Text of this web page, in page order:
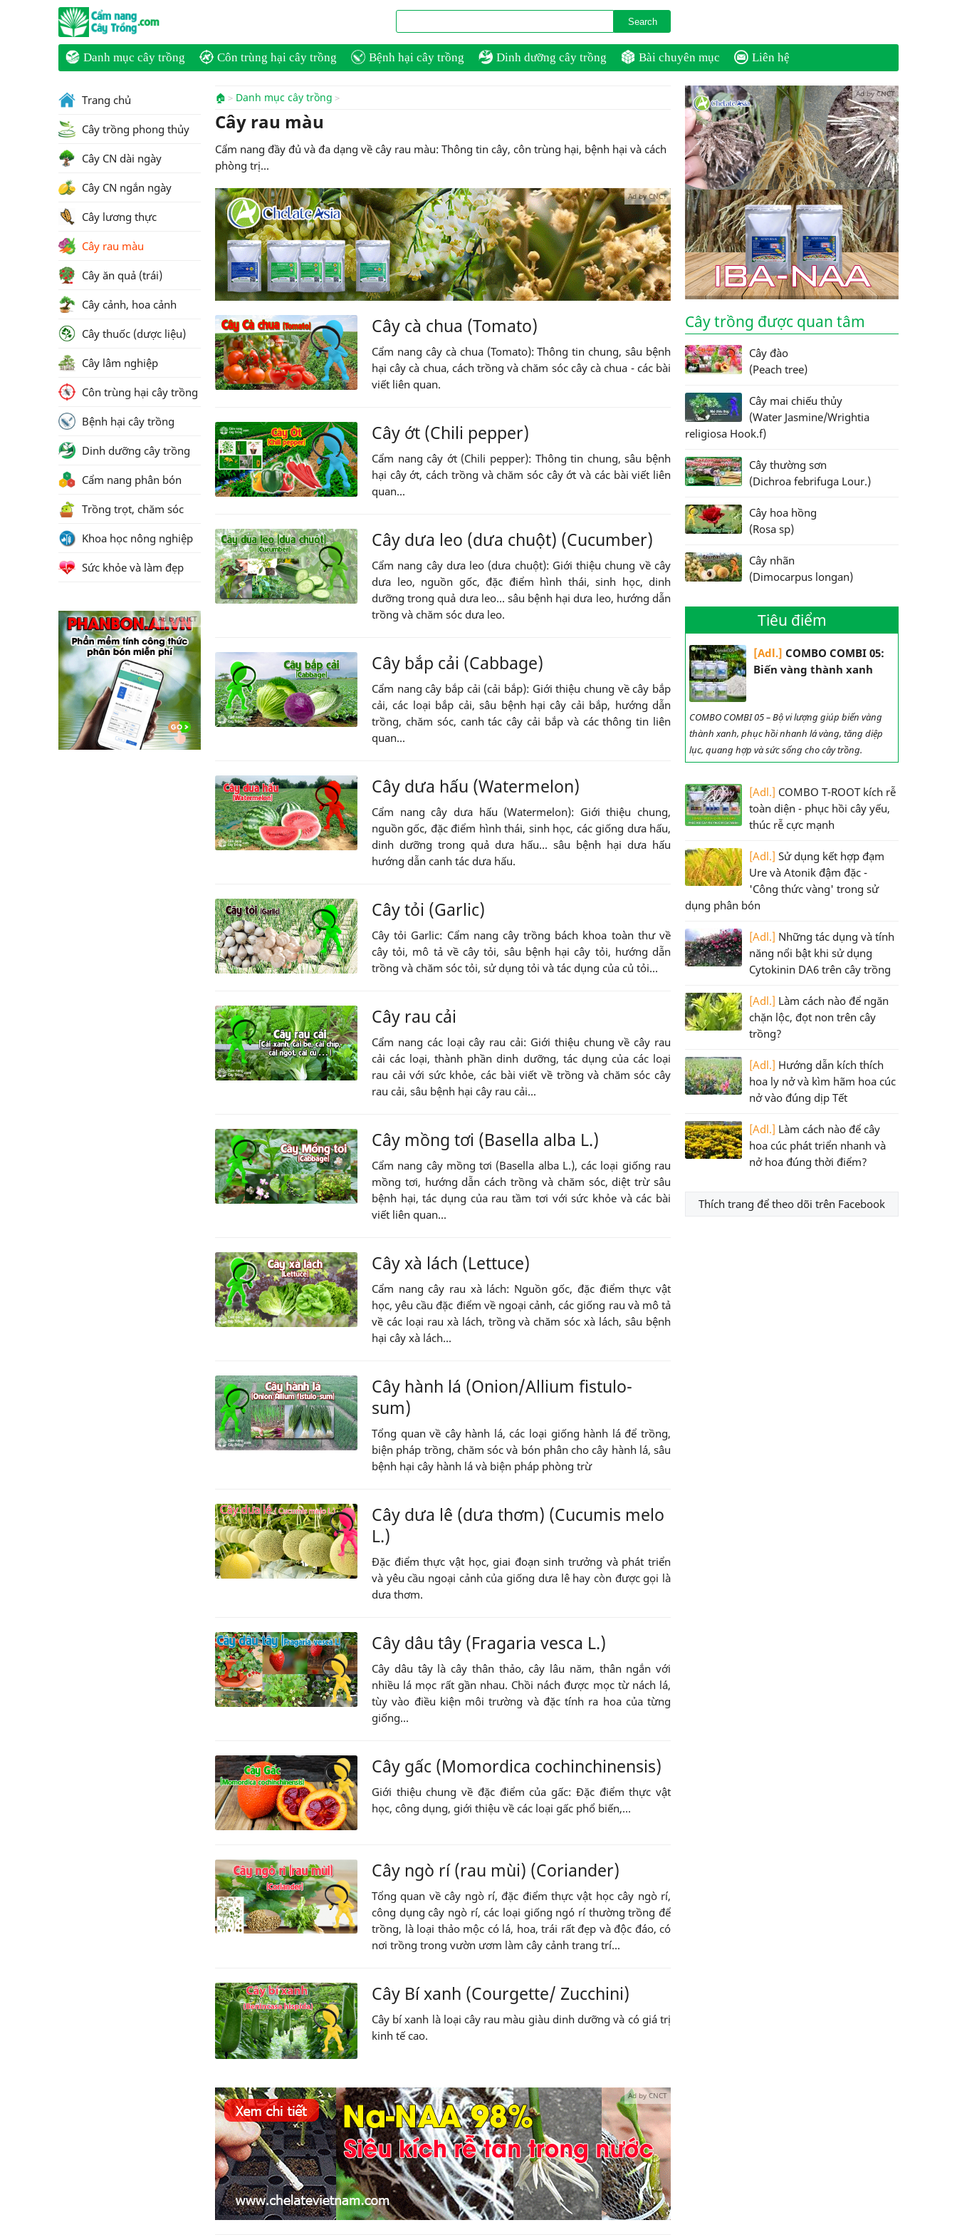
Danh mục cây trồng Côn trùng hại cây trồng Bệnh hại cây trồng Dinh dưỡng cây trồng Bài chuyên mục Liên hệ
🏠 Danh mục cây trồng
Cây rau màu
Cẩm nang đầy đủ và đa dạng về cây rau màu: Thông tin cây, côn trùng hại, bệnh hại và cách
phòng trị...
Ad by CNCT
Cây cà chua (Tomato)
Cẩm nang cây cà chua (Tomato): Thông tin chung, sâu bệnh
hại cây cà chua, cách trồng và chăm sóc cây cà chua - các bài
viết liên quan.
Cây ớt (Chili pepper)
Cẩm nang cây ớt (Chili pepper): Thông tin chung, sâu bệnh
hại cây ớt, cách trồng và chăm sóc cây ớt và các bài viết liên
quan...
Cây dưa leo (dưa chuột) (Cucumber)
Cẩm nang cây dưa leo (dưa chuột): Giới thiệu chung về cây
dưa leo, nguồn gốc, đặc điểm hình thái, sinh học, dinh
dưỡng trong quả dưa leo... sâu bệnh hại dưa leo, hướng dẫn
trồng và chăm sóc dưa leo.
Cây bắp cải (Cabbage)
Cẩm nang cây bắp cải (cải bắp): Giới thiệu chung về cây bắp
cải, các loại bắp cải, sâu bệnh hại cây cải bắp, hướng dẫn
trồng, chăm sóc, canh tác cây cải bắp và các thông tin liên
quan...
Cây dưa hấu (Watermelon)
Cẩm nang cây dưa hấu (Watermelon): Giới thiệu chung,
nguồn gốc, đặc điểm hình thái, sinh học, các giống dưa hấu,
dinh dưỡng trong quả dưa hấu... sâu bệnh hại dưa hấu
hướng dẫn canh tác dưa hấu.
Cây tỏi (Garlic)
Cây tỏi Garlic: Cẩm nang cây trồng bách khoa toàn thư về
cây tỏi, mô tả về cây tỏi, sâu bệnh hại cây tỏi, hướng dẫn
trồng và chăm sóc tỏi, sử dụng tỏi và tác dụng của củ tỏi...
Cây rau cải
Cẩm nang các loại cây rau cải: Giới thiệu chung về cây rau
cải các loại, thành phần dinh dưỡng, tác dụng của các loại
rau cải với sức khỏe, các bài viết về trồng và chăm sóc cây
rau cải, sâu bệnh hại cây rau cải...
Cây mồng tơi (Basella alba L.)
Cẩm nang cây mồng tơi (Basella alba L.), các loại giống rau
mồng tơi, hướng dẫn cách trồng và chăm sóc, diệt trừ sâu
bệnh hại, tác dụng của rau tầm tơi với sức khỏe và các bài
viết liên quan...
Cây xà lách (Lettuce)
Cẩm nang cây rau xà lách: Nguồn gốc, đặc điểm thực vật
học, yêu cầu đặc điểm về ngoại cảnh, các giống rau và mô tả
về các loại rau xà lách, trồng và chăm sóc xà lách, sâu bệnh
hại cây xà lách...
Cây hành lá (Onion/Allium fistulo-
sum)
Tổng quan về cây hành lá, các loại giống hành lá để trồng,
biện pháp trồng, chăm sóc và bón phân cho cây hành lá, sâu
bệnh hại cây hành lá và biện pháp phòng trừ
Cây dưa lê (dưa thơm) (Cucumis melo
L.)
Đặc điểm thực vật học, giai đoạn sinh trưởng và phát triển
và yêu cầu ngoại cảnh của giống dưa lê hay còn được gọi là
dưa thơm.
Cây dâu tây (Fragaria vesca L.)
Cây dâu tây là cây thân thảo, cây lâu năm, thân ngắn với
nhiều lá mọc rất gần nhau. Chồi nách được mọc từ nách lá,
tùy vào điều kiện môi trường và đặc tính ra hoa của từng
giống...
Cây gấc (Momordica cochinchinensis)
Giới thiệu chung về đặc điểm của gấc: Đặc điểm thực vật
học, công dụng, giới thiệu về các loại gấc phổ biến,...
Cây ngò rí (rau mùi) (Coriander)
Tổng quan về cây ngò rí, đặc điểm thực vật học cây ngò rí,
công dụng cây ngò rí, các loại giống ngó rí thường trồng để
trồng, là loại thảo mộc có lá, hoa, trái rất đẹp và độc đáo, có
nơi trồng trong vườn ươm làm cây cảnh trang trí...
Cây Bí xanh (Courgette/ Zucchini)
Cây bí xanh là loại cây rau màu giàu dinh dưỡng và có giá trị
kinh tế cao.
Ad by CNCT
Ad by CNCT
Cây trồng được quan tâm
Cây đào
(Peach tree)
Cây mai chiếu thủy
(Water Jasmine/Wrightia
religiosa Hook.f)
Cây thường sơn
(Dichroa febrifuga Lour.)
Cây hoa hồng
(Rosa sp)
Cây nhãn
(Dimocarpus longan)
Tiêu điểm
[Adl.] COMBO COMBI 05:
Biến vàng thành xanh
COMBO COMBI 05 – Bộ vi lượng giúp biến vàng
thành xanh, phục hồi nhanh lá vàng, tăng diệp
lục, quang hợp và sức sống cho cây trồng.
[Adl.] COMBO T-ROOT kích rễ
toàn diện - phục hồi cây yếu,
thúc rễ cực mạnh
[Adl.] Sử dụng kết hợp đạm
Ure và Atonik đậm đặc -
'Công thức vàng' trong sử
dụng phân bón
[Adl.] Những tác dụng và tính
năng nổi bật khi sử dụng
Cytokinin DA6 trên cây trồng
[Adl.] Làm cách nào để ngăn
chặn lộc, đọt non trên cây
trồng?
[Adl.] Hướng dẫn kích thích
hoa ly nở và kìm hãm hoa cúc
nở vào đúng dịp Tết
[Adl.] Làm cách nào để cây
hoa cúc phát triển nhanh và
nở hoa đúng thời điểm?
Thích trang để theo dõi trên Facebook
Trang chủ
Cây trồng phong thủy
Cây CN dài ngày
Cây CN ngắn ngày
Cây lương thực
Cây rau màu
Cây ăn quả (trái)
Cây cảnh, hoa cảnh
Cây thuốc (dược liệu)
Cây lâm nghiệp
Côn trùng hại cây trồng
Bệnh hại cây trồng
Dinh dưỡng cây trồng
Cẩm nang phân bón
Trồng trọt, chăm sóc
Khoa học nông nghiệp
Sức khỏe và làm đẹp
Ad by CNCT